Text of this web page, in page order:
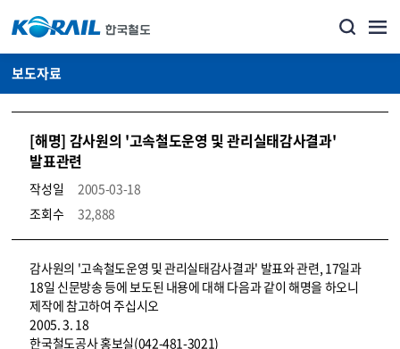
보도자료
[해명] 감사원의 '고속철도운영 및 관리실태감사결과'
발표관련
작성일
2005-03-18
조회수
32,888
뉴스·홍보_보도자료 상세보기 – 내용, 파일, 담당자 연락처로 구성
감사원의 '고속철도운영 및 관리실태감사결과' 발표와 관련, 17일과
18일 신문방송 등에 보도된 내용에 대해 다음과 같이 해명을 하오니
제작에 참고하여 주십시오
2005. 3. 18
한국철도공사 홍보실(042-481-3021)